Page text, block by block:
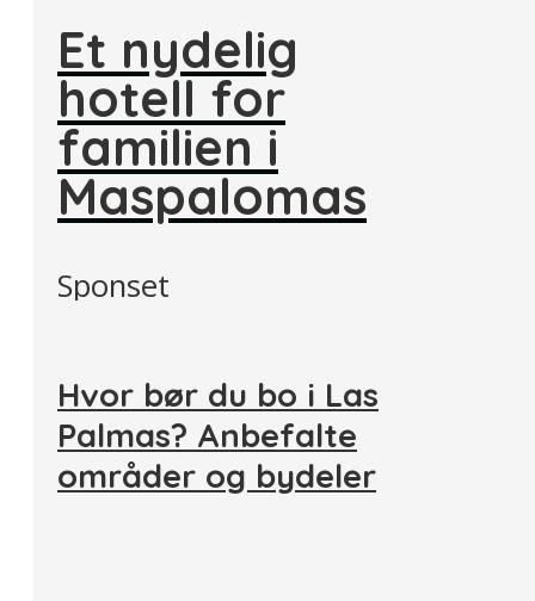
Et nydelig
hotell for
familien i
Maspalomas
Sponset
Hvor bør du bo i Las
Palmas? Anbefalte
områder og bydeler